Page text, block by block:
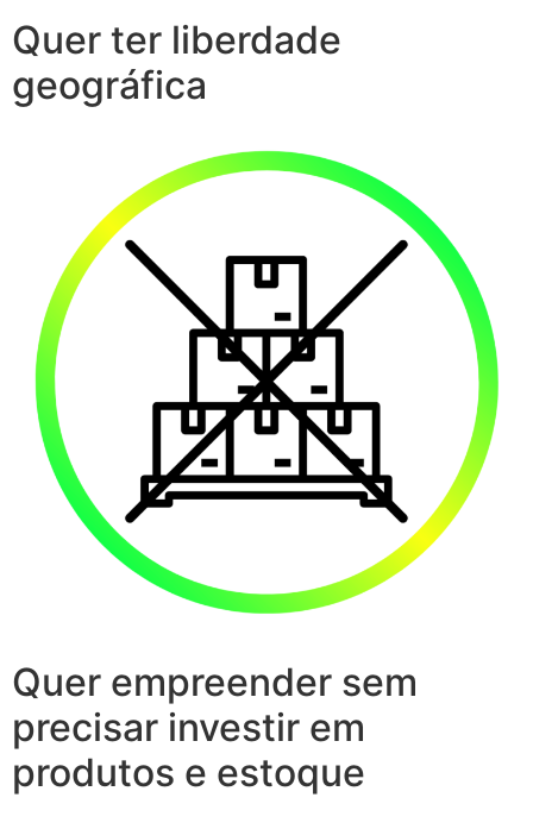
Quer ter liberdade
geográfica
Quer empreender sem
precisar investir em
produtos e estoque